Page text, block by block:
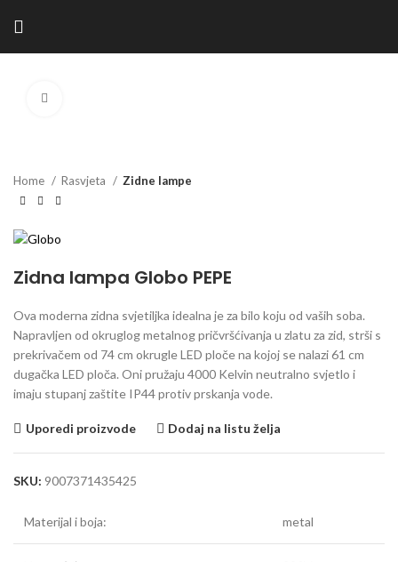
Home Rasvjeta Zidne lampe
Zidna lampa Globo PEPE
Ova moderna zidna svjetiljka idealna je za bilo koju od vaših soba.
Napravljen od okruglog metalnog pričvršćivanja u zlatu za zid, strši s
prekrivačem od 74 cm okrugle LED ploče na kojoj se nalazi 61 cm
dugačka LED ploča. Oni pružaju 4000 Kelvin neutralno svjetlo i
imaju stupanj zaštite IP44 protiv prskanja vode.
Uporedi proizvode Dodaj na listu želja
SKU: 9007371435425
Materijal i boja: metal